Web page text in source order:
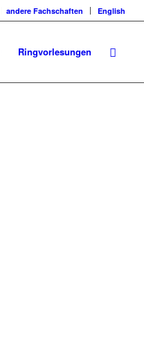
andere Fachschaften English
Ringvorlesungen